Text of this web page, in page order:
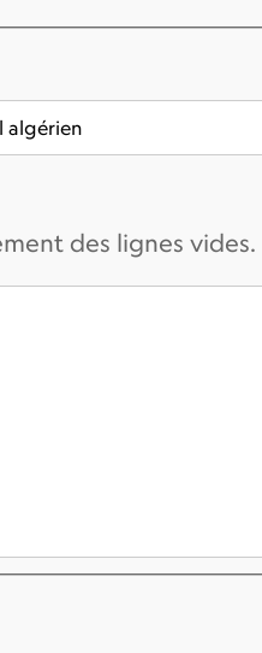
des lignes vides.